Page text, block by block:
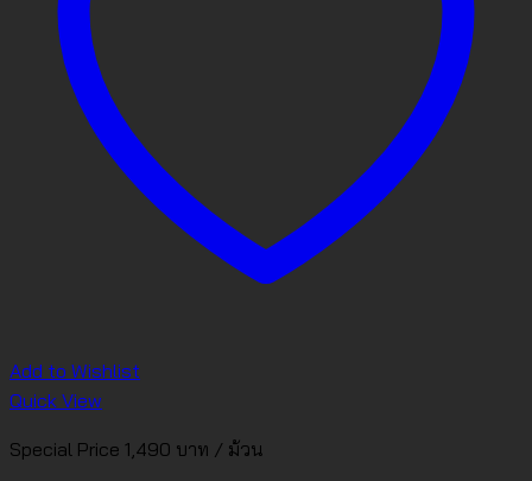
Add to Wishlist
Quick View
Special Price 1,490 บาท / ม้วน